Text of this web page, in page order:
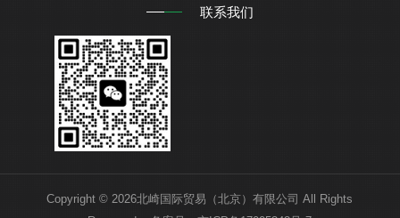
联系我们
Copyright © 2026北崎国际贸易（北京）有限公司 All Rights